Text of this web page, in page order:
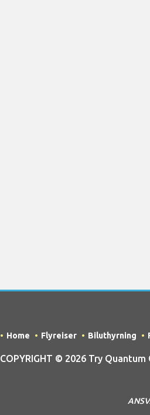
Home Flyreiser Biluthyrning
COPYRIGHT © 2026 Try